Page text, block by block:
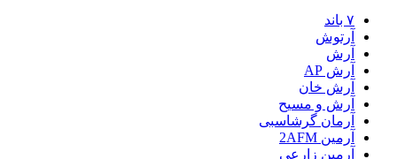
۷ باند
آرتوش
آرش
آرش AP
آرش خان
آرش و مسیح
آرمان گرشاسبی
آرمین 2AFM
آرمین زارعی